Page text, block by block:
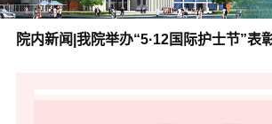
院内新闻|我院举办“5·12国际护士节”表